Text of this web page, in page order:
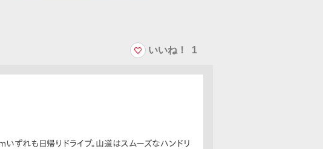
いいね！ 1
れも日帰りドライブ。山道はスムーズなハンドリ